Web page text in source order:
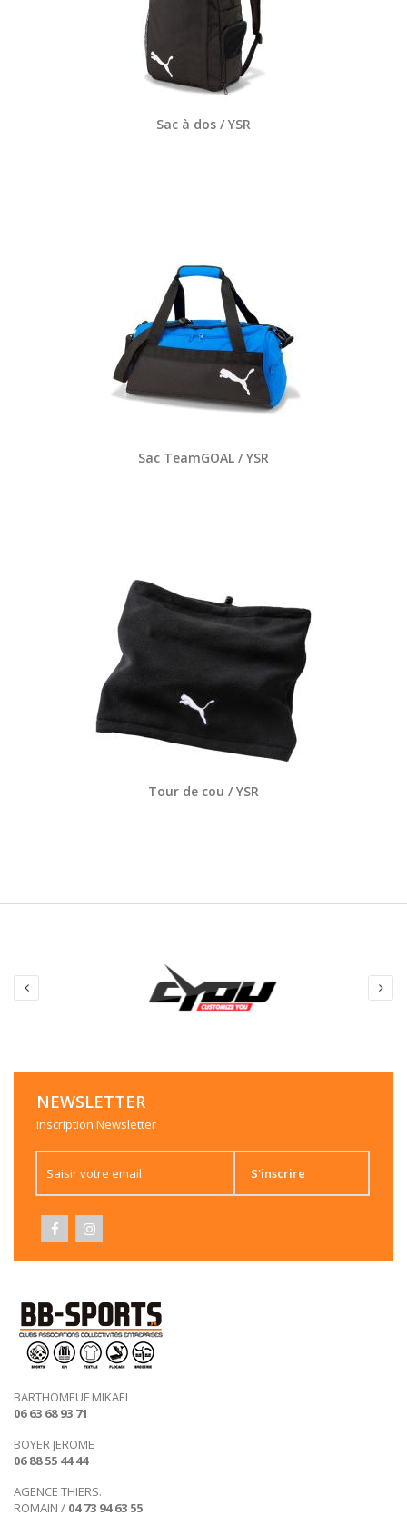
Sac à dos / YSR
Sac TeamGOAL / YSR
Tour de cou / YSR
NEWSLETTER
Inscription Newsletter
S'inscrire
BARTHOMEUF MIKAEL
06 63 68 93 71
BOYER JEROME
06 88 55 44 44
AGENCE THIERS.
ROMAIN / 04 73 94 63 55